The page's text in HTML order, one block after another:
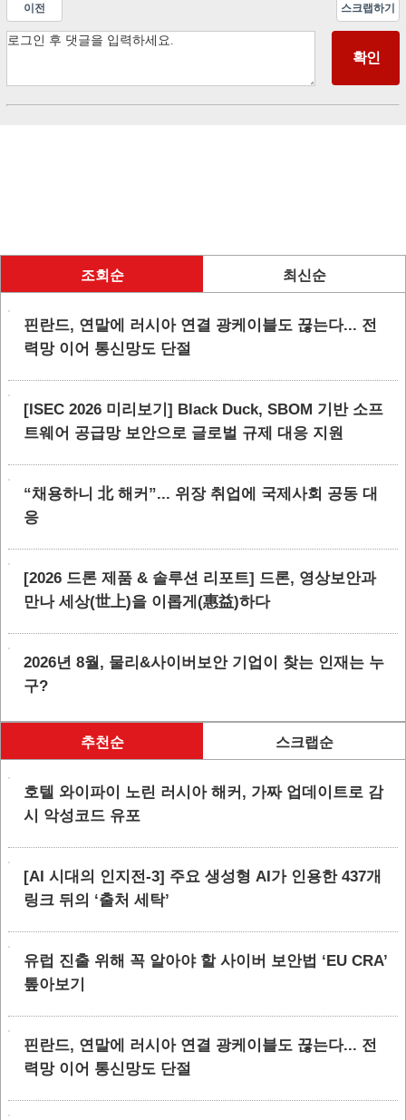
이전 스크랩하기
조회순 최신순
핀란드, 연말에 러시아 연결 광케이블도 끊는다... 전
력망 이어 통신망도 단절
[ISEC 2026 미리보기] Black Duck, SBOM 기반 소프
트웨어 공급망 보안으로 글로벌 규제 대응 지원
“채용하니 北 해커”... 위장 취업에 국제사회 공동 대
응
[2026 드론 제품 & 솔루션 리포트] 드론, 영상보안과
만나 세상(世上)을 이롭게(惠益)하다
2026년 8월, 물리&사이버보안 기업이 찾는 인재는 누
구?
추천순 스크랩순
호텔 와이파이 노린 러시아 해커, 가짜 업데이트로 감
시 악성코드 유포
[AI 시대의 인지전-3] 주요 생성형 AI가 인용한 437개
링크 뒤의 ‘출처 세탁’
유럽 진출 위해 꼭 알아야 할 사이버 보안법 ‘EU CRA’
톺아보기
핀란드, 연말에 러시아 연결 광케이블도 끊는다... 전
력망 이어 통신망도 단절